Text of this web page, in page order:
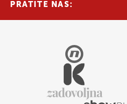
PRATITE NAS: